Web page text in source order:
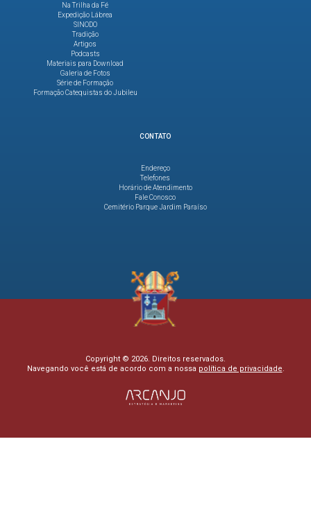
Na Trilha da Fé
Expedição Lábrea
SINODO
Tradição
Artigos
Podcasts
Materiais para Download
Galeria de Fotos
Série de Formação
Formação Catequistas do Jubileu
CONTATO
Endereço
Telefones
Horário de Atendimento
Fale Conosco
Cemitério Parque Jardim Paraíso
Copyright © 2026. Direitos reservados.
Navegando você está de acordo com a nossa política de privacidade.